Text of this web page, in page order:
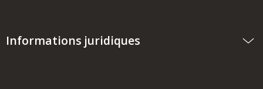
Informations juridiques